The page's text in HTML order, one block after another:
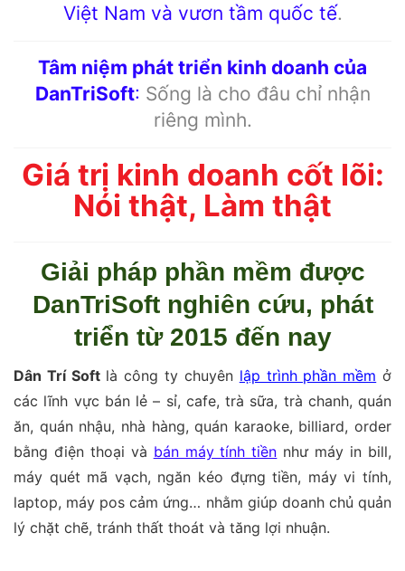
Việt Nam và vươn tầm quốc tế.
Tâm niệm phát triển kinh doanh của
DanTriSoft: Sống là cho đâu chỉ nhận
riêng mình.
Giá trị kinh doanh cốt lõi:
Nói thật, Làm thật
Giải pháp phần mềm được
DanTriSoft nghiên cứu, phát
triển từ 2015 đến nay
Dân Trí Softlà công ty chuyên lập trình phần mềm ở
các lĩnh vực bán lẻ – sỉ, cafe, trà sữa, trà chanh, quán
ăn, quán nhậu, nhà hàng, quán karaoke, billiard, order
bằng điện thoại và bán máy tính tiền như máy in bill,
máy quét mã vạch, ngăn kéo đựng tiền, máy vi tính,
laptop, máy pos cảm ứng… nhằm giúp doanh chủ quản
lý chặt chẽ, tránh thất thoát và tăng lợi nhuận.